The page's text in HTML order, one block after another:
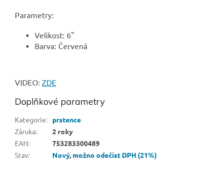
Parametry:
Velikost: 6"
Barva: Červená
VIDEO: ZDE
Doplňkové parametry
Kategorie:
prstence
Záruka:
2 roky
EAN:
753283300489
Stav: Nový, možno odečíst DPH (21%)